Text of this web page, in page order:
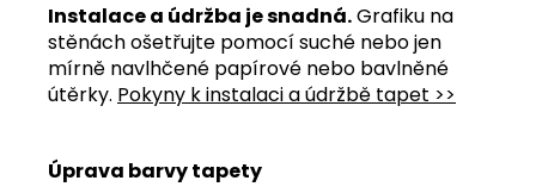
Instalace a údržba je snadná.Grafiku na
stěnách ošetřujte pomocí suché nebo jen
mírně navlhčené papírové nebo bavlněné
útěrky. Pokyny k instalaci a údržbě tapet >>
Úprava barvy tapety